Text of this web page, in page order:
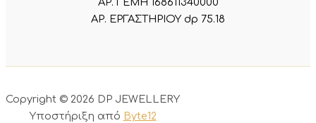
ΑΡ. ΕΡΓΑΣΤΗΡΙΟΥ dp 75.18
Copyright © 2026 DP JEWELLERY
Υποστήριξη από Byte12